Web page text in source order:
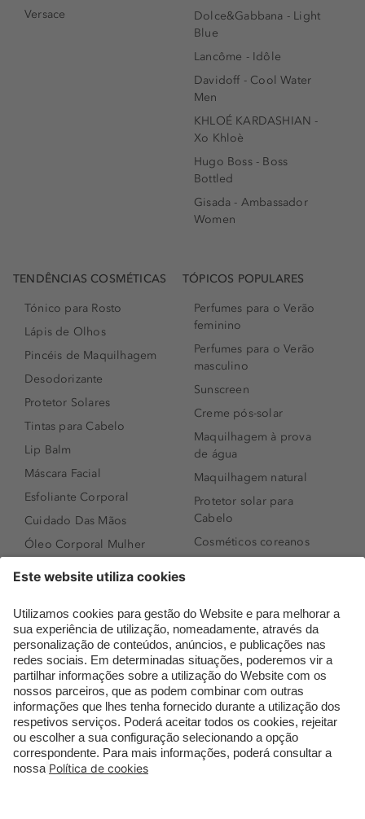
Versace
Dolce&Gabbana - Light
Blue
Lancôme - Idôle
Davidoff - Cool Water
Men
KHLOÉ KARDASHIAN -
Xo Khloè
Hugo Boss - Boss
Bottled
Gisada - Ambassador
Women
TENDÊNCIAS COSMÉTICAS
Tónico para Rosto
Lápis de Olhos
Pincéis de Maquilhagem
Desodorizante
Protetor Solares
Tintas para Cabelo
Lip Balm
Máscara Facial
Esfoliante Corporal
Cuidado Das Mãos
Óleo Corporal Mulher
Sérum de Rosto
Body mist & Spray
corporal
Produtos para Cabelo
Homem
Espuma de Limpeza
Facial
Dermocosmética
TÓPICOS POPULARES
Perfumes para o Verão
feminino
Perfumes para o Verão
masculino
Sunscreen
Creme pós-solar
Maquilhagem à prova
de água
Maquilhagem natural
Protetor solar para
Cabelo
Cosméticos coreanos
Perfumes árabes
Novidades
Melhores Perfumes
Femininos
TOP 10: Perfumes
Masculinos
Pestanas Postiças
Creme Rosto Homem